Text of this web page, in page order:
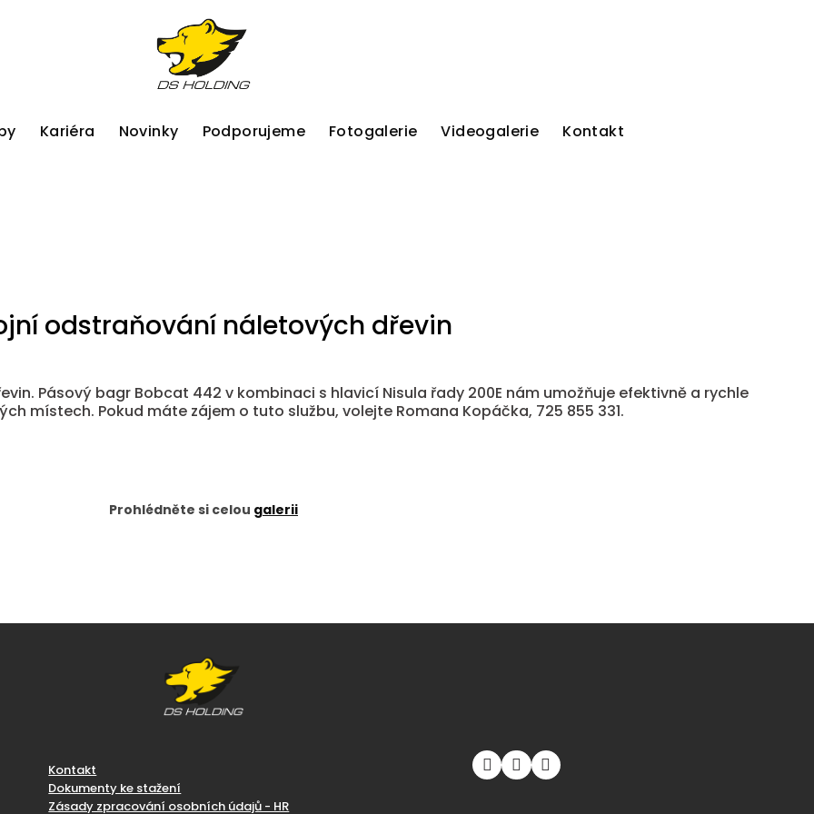
Kariéra Novinky Podporujeme Fotogalerie Videogalerie Kontakt
odstraňování náletových dřevin
Pásový bagr Bobcat 442 v kombinaci s hlavicí Nisula řady 200E nám umožňuje efektivně a rychle
místech. Pokud máte zájem o tuto službu, volejte Romana Kopáčka, 725 855 331.
Prohlédněte si celou galerii
Kontakt
Dokumenty ke stažení
Zásady zpracování osobních údajů - HR